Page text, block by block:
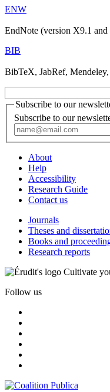
ENW
EndNote (version X9.1 and
BIB
BibTeX, JabRef,
Subscribe to our
Subscribe to our
About
Help
Accessibility
Research Guide
Contact us
Journals
Theses and
Books and
Research reports
Cultivate
Follow us